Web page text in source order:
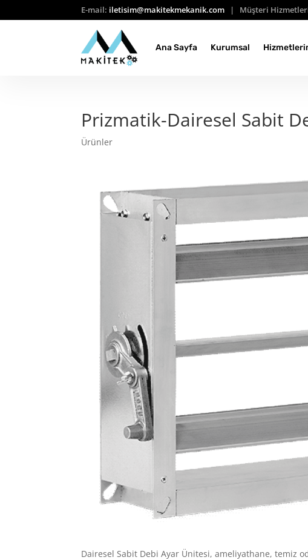
E-mail: iletisim@makitekmekanik.com | Müşteri
Ana Sayfa Kurumsal
Prizmatik-Dairesel Sabit
Ürünler
Dairesel Sabit Debi Ayar Ünitesi, ameliyathane, temiz